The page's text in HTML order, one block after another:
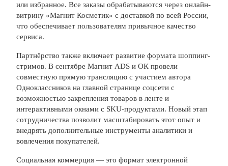
или избранное. Все заказы обрабатываются через онлайн-
витрину «Магнит Косметик» с доставкой по всей России,
что обеспечивает пользователям привычное качество
сервиса.
Партнёрство также включает развитие формата шоппинг-
стримов. В сентябре Магнит ADS и ОК провели
совместную прямую трансляцию с участием автора
Одноклассников на главной странице соцсети с
возможностью закрепления товаров в ленте и
интерактивными окнами с SKU-продуктами. Новый этап
сотрудничества позволит масштабировать этот опыт и
внедрять дополнительные инструменты аналитики и
вовлечения покупателей.
Социальная коммерция — это формат электронной